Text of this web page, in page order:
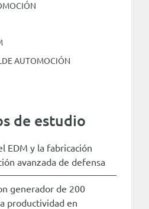
AUTOMOCIÓN
de estudio
EDM y la fabricación
avanzada de defensa
generador de 200
productividad en